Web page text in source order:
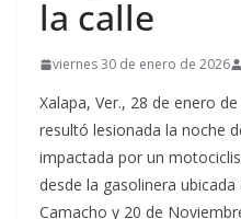
la calle
viernes 30 de enero de 2026
Xalapa, Ver., 28 de enero
resultó lesionada la noche
impactada por un
desde la gasolinera
Camacho y 20 de